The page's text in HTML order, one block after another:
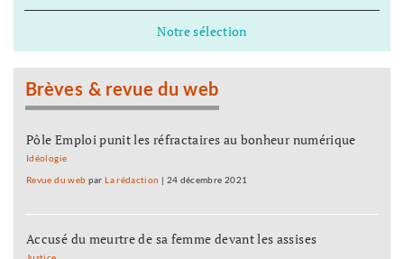
Notre sélection
Brèves & revue du web
Pôle Emploi punit les réfractaires au bonheur numérique
Idéologie
Revue du web parLa rédaction | 24 décembre 2021
Accusé du meurtre de sa femme devant les assises